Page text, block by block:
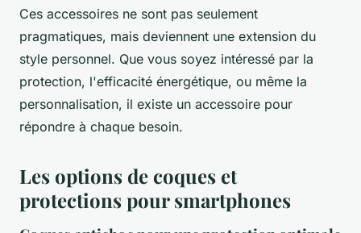
Ces accessoires ne sont pas seulement
pragmatiques, mais deviennent une extension du
style personnel. Que vous soyez intéressé par la
protection, l'efficacité énergétique, ou même la
personnalisation, il existe un accessoire pour
répondre à chaque besoin.
Les options de coques et
protections pour smartphones